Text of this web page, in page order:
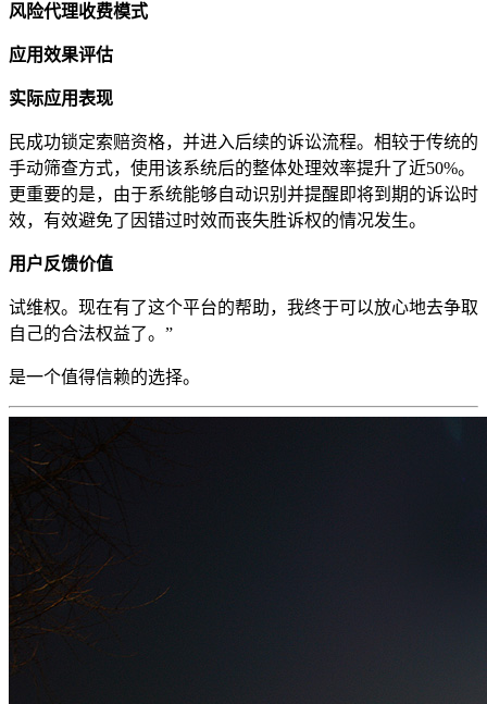
风险代理收费模式
应用效果评估
实际应用表现
民成功锁定索赔资格，并进入后续的诉讼流程。相较于传统的
手动筛查方式，使用该系统后的整体处理效率提升了近50%。
更重要的是，由于系统能够自动识别并提醒即将到期的诉讼时
效，有效避免了因错过时效而丧失胜诉权的情况发生。
用户反馈价值
试维权。现在有了这个平台的帮助，我终于可以放心地去争取
自己的合法权益了。”
是一个值得信赖的选择。